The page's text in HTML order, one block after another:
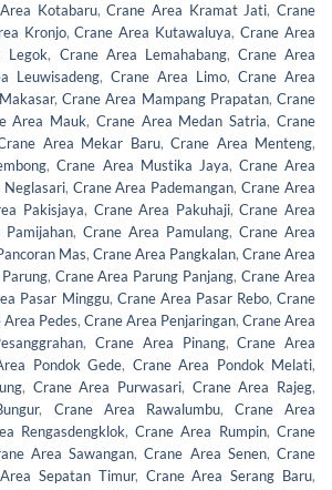
Kotabaru,Crane Area Kramat Jati,Crane
Kronjo,Crane Area Kutawaluya,Crane Area
Legok, Crane Area Lemahabang, Crane Area
Leuwisadeng, Crane Area Limo, Crane Area
, Crane Area Mampang Prapatan, Crane
Area Mauk, Crane Area Medan Satria,Crane
Area Mekar Baru, Crane Area Menteng,
,Crane Area Mustika Jaya, Crane Area
, Crane Area Pademangan,Crane Area
Pakisjaya, Crane Area Pakuhaji,Crane Area
, Crane Area Pamulang, Crane Area
Mas, Crane Area Pangkalan, Crane Area
, Crane Area Parung Panjang,Crane Area
Pasar Minggu, Crane Area Pasar Rebo,Crane
Area Pedes, Crane Area Penjaringan, Crane Area
, Crane Area Pinang,Crane Area
Pondok Gede, Crane Area Pondok Melati,
, Crane Area Purwasari, Crane Area Rajeg,
, Crane Area Rawalumbu, Crane Area
Rengasdengklok,Crane Area Rumpin,Crane
Area Sawangan,Crane Area Senen,Crane
Sepatan Timur, Crane Area Serang Baru,